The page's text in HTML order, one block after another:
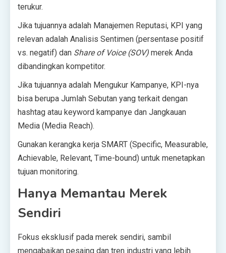
terukur.
Jika tujuannya adalah Manajemen Reputasi, KPI yang
relevan adalah Analisis Sentimen (persentase positif
vs. negatif) dan Share of Voice (SOV) merek Anda
dibandingkan kompetitor.
Jika tujuannya adalah Mengukur Kampanye, KPI-nya
bisa berupa Jumlah Sebutan yang terkait dengan
hashtag atau keyword kampanye dan Jangkauan
Media (Media Reach).
Gunakan kerangka kerja SMART (Specific, Measurable,
Achievable, Relevant, Time-bound) untuk menetapkan
tujuan monitoring.
Hanya Memantau Merek
Sendiri
Fokus eksklusif pada merek sendiri, sambil
mengabaikan pesaing dan tren industri yang lebih